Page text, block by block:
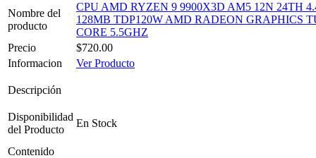
Nombre del
producto
CPU AMD RYZEN 9 9900X3D AM5 12N 24TH
128MB TDP120W AMD RADEON GRAPHICS
CORE 5.5GHZ
Precio
$720.00
Informacion
Ver Producto
Descripción
Disponibilidad
del Producto
En Stock
Contenido